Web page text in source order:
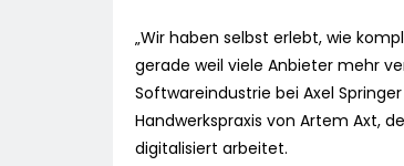
„Wir haben selbst erlebt, wie
gerade weil viele Anbieter mehr
Softwareindustrie bei Axel
Handwerkspraxis von Artem Axt,
digitalisiert arbeitet.